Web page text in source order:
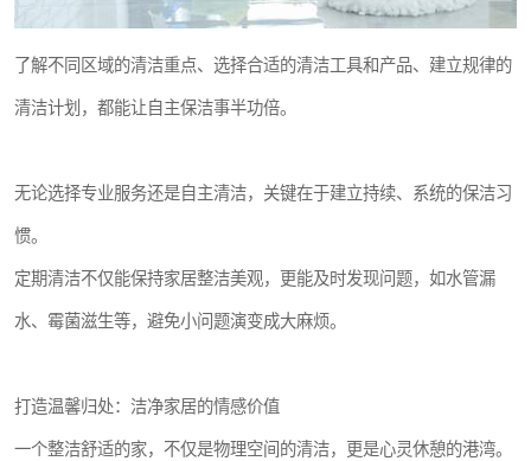
了解不同区域的清洁重点、选择合适的清洁工具和产品、建立规律的
清洁计划，都能让自主保洁事半功倍。
无论选择专业服务还是自主清洁，关键在于建立持续、系统的保洁习
惯。
定期清洁不仅能保持家居整洁美观，更能及时发现问题，如水管漏
水、霉菌滋生等，避免小问题演变成大麻烦。
打造温馨归处：洁净家居的情感价值
一个整洁舒适的家，不仅是物理空间的清洁，更是心灵休憩的港湾。